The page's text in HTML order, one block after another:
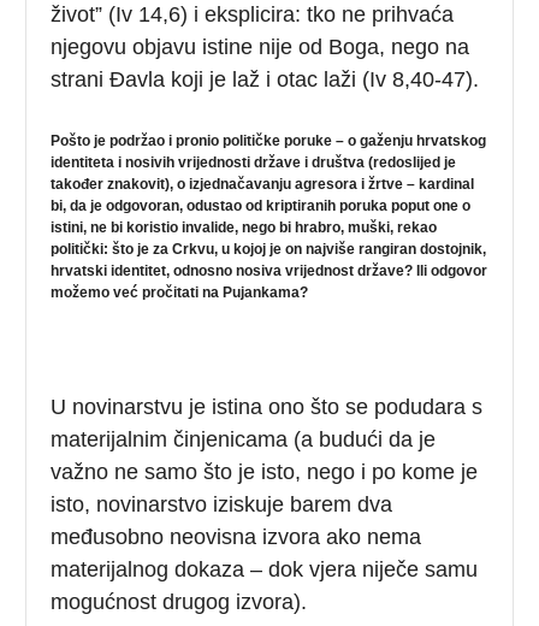
život” (Iv 14,6) i eksplicira: tko ne prihvaća
njegovu objavu istine nije od Boga, nego na
strani Đavla koji je laž i otac laži (Iv 8,40-47).
Pošto je podržao i pronio političke poruke – o gaženju hrvatskog
identiteta i nosivih vrijednosti države i društva (redoslijed je
također znakovit), o izjednačavanju agresora i žrtve – kardinal
bi, da je odgovoran, odustao od kriptiranih poruka poput one o
istini, ne bi koristio invalide, nego bi hrabro, muški, rekao
politički: što je za Crkvu, u kojoj je on najviše rangiran dostojnik,
hrvatski identitet, odnosno nosiva vrijednost države? Ili odgovor
možemo već pročitati na Pujankama?
U novinarstvu je istina ono što se podudara s
materijalnim činjenicama (a budući da je
važno ne samo što je isto, nego i po kome je
isto, novinarstvo iziskuje barem dva
međusobno neovisna izvora ako nema
materijalnog dokaza – dok vjera niječe samu
mogućnost drugog izvora).